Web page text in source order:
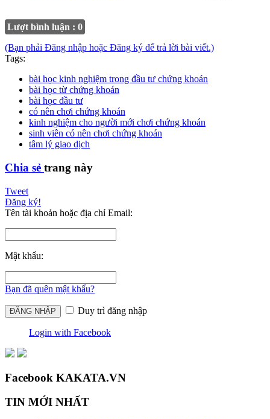
Lượt bình luận : 0
(Bạn phải Đăng nhập hoặc Đăng ký để trả lời bài viết.)
Tags:
bài học kinh nghiệm trong đầu tư chứng khoán
bài học từ chứng khoán
bài học đầu tư
có nên chơi chứng khoán
kinh nghiệm cho người mới chơi chứng khoán
sinh viên có nên chơi chứng khoán
tâm lý giao dịch
Chia sẻ trang này
Tweet
Đăng ký!
Tên tài khoản hoặc địa chỉ Email:
Mật khẩu:
Bạn đã quên mật khẩu?
Duy trì đăng nhập
Login with Facebook
Facebook KAKATA.VN
TIN MỚI NHẤT